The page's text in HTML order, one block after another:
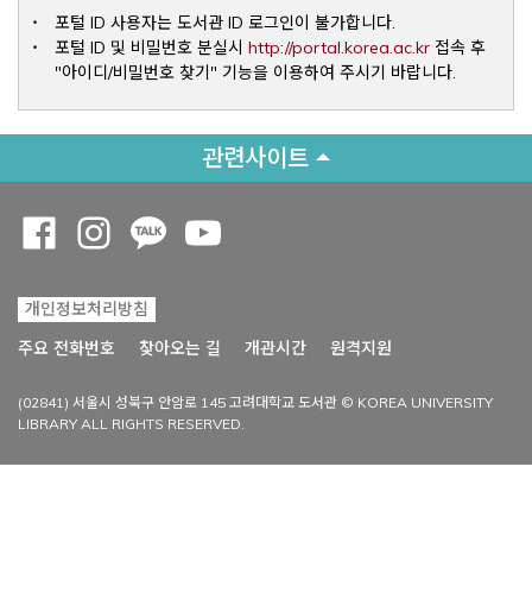
포털 ID 사용자는 도서관 ID 로그인이 불가합니다.
포털 ID 및 비밀번호 분실시 http://portal.korea.ac.krOpens a
접속 후
"아이디/비밀번호 찾기" 기능을 이용하여 주시기 바랍니다.
관련사이트
개인정보처리방침
주요 전화번호
찾아오는 길 개관시간 원격지원
(02841) 서울시 성북구 안암로 145 고려대학교 도서관 © KOREA UNIVERSITY
LIBRARY ALL RIGHTS RESERVED.
Opens a new window
Opens a new window
Opens a new window